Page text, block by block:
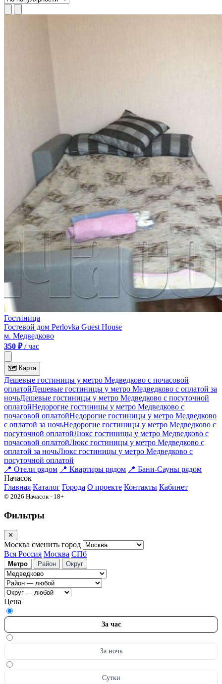
Гостиница
Гостевой дом Perlovka Guest House
м. Медведково
350 ₽/ час
🗺 Карта
Дешевые гостиницы у метро Медведково c почасовой
оплатойДешевые гостиницы у метро Медведково с оплатой за
ночьДешевые гостиницы у метро Медведково c посуточной
оплатойНедорогие гостиницы у метро Медведково c
почасовой оплатойНедорогие гостиницы у метро Медведково
с оплатой за ночьНедорогие гостиницы у метро Медведково c
посуточной оплатойЛюкс гостиницы у метро Медведково c
почасовой оплатойЛюкс гостиницы у метро Медведково с
оплатой за ночьЛюкс гостиницы у метро Медведково c
посуточной оплатой
📍 Отели рядом 📍 Квартиры рядом 📍 Бани-Сауны рядом
Начасок
Главная Каталог Города О проекте Контакты Кабинет
© 2026 Начасок · 18+
Фильтры
✕
Москва сменить город
Вся Россия Москва СПб
Метро Район Округ
Цена
За час
За ночь
Сутки